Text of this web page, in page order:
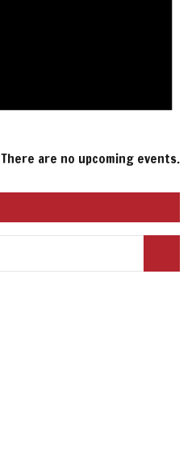
There are no upcoming events.